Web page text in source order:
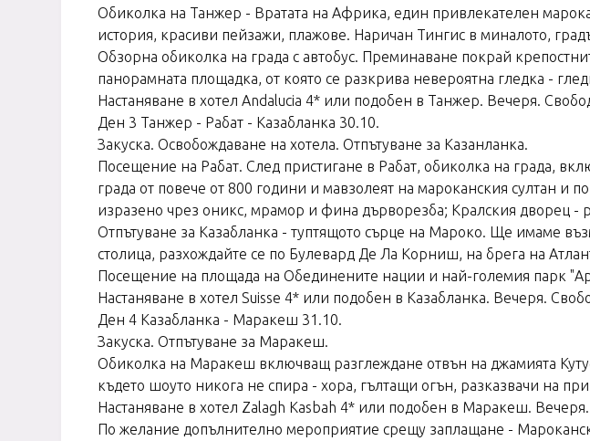
Обиколка на Танжер - Вратата на Африка, един привлекателен
история, красиви пейзажи, плажове. Наричан Тингис в миналото,
Обзорна обиколка на града с автобус. Преминаване покрай
панорамната площадка, от която се разкрива невероятна гледка -
Настаняване в хотел Andalucia 4* или подобен в Танжер. Вечеря.
Ден 3 Танжер - Рабат - Казабланка 30.10.
Закуска. Освобождаване на хотела. Отпътуване за Казанланка.
Посещение на Рабат. След пристигане в Рабат, обиколка на града,
града от повече от 800 години и мавзолеят на мароканския султан и
изразено чрез оникс, мрамор и фина дърворезба; Кралския дворец -
Отпътуване за Казабланка - туптящото сърце на Мароко. Ще имаме
столица, разхождайте се по Булевард Де Ла Корниш, на брега на
Посещение на площада на Обединените нации и най-големия парк
Настаняване в хотел Suisse 4* или подобен в Казабланка. Вечеря.
Ден 4 Казабланка - Маракеш 31.10.
Закуска. Отпътуване за Маракеш.
Обиколка на Маракеш включващ разглеждане отвън на джамията
където шоуто никога не спира - хора, гълтащи огън, разказвачи на
Настаняване в хотел Zalagh Kasbah 4* или подобен в Маракеш. Вечеря.
По желание допълнително мероприятие срещу заплащане -